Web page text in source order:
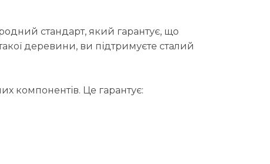
стандарт, який гарантує, що
деревини, ви підтримуєте сталий
компонентів. Це гарантує: